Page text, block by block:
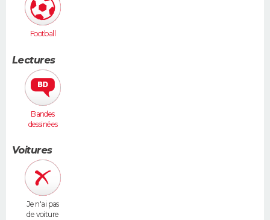
Football
Lectures
Bandes
dessinées
Voitures
Je n'ai pas
de voiture